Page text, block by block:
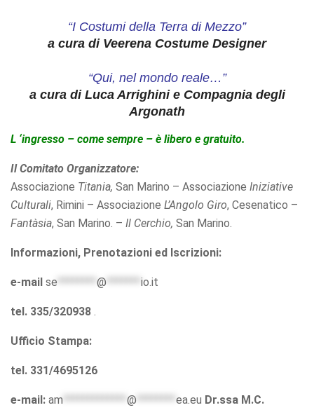
“I Costumi della Terra di Mezzo”
a cura di Veerena Costume Designer
“Qui, nel mondo reale…”
a cura di Luca Arrighini e Compagnia degli
Argonath
L ‘ingresso – come sempre – è libero e gratuito.
Il Comitato Organizzatore:
Associazione Titania, San Marino – Associazione Iniziative
Culturali, Rimini – Associazione L’Angolo Giro, Cesenatico –
Fantàsia, San Marino. – Il Cerchio, San Marino.
Informazioni, Prenotazioni ed Iscrizioni:
e-mail se ******** @ ******* io.it
tel. 335/320938 .
Ufficio Stampa:
tel. 331/4695126
e-mail: am ************* @ ******** ea.eu Dr.ssa M.C.